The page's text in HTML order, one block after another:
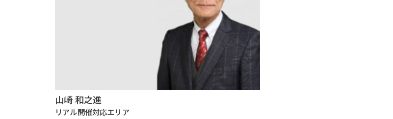
山崎 和之進
リアル開催対応エリア